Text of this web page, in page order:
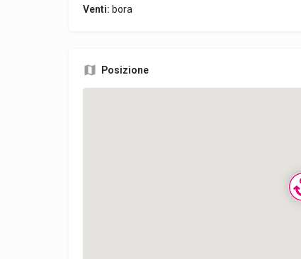
Venti: bora
Posizione